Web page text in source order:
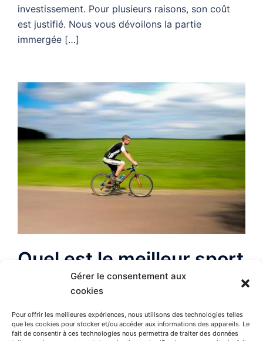
Gérer le consentement aux
cookies
Pour offrir les meilleures expériences, nous utilisons des technologies telles
que les cookies pour stocker et/ou accéder aux informations des appareils. Le
fait de consentir à ces technologies nous permettra de traiter des données
investissement. Pour plusieurs raisons, son coût
est justifié. Nous vous dévoilons la partie
immergée […]
Quel est le meilleur sport
pour perdre du poids ?
Deux solutions vous permettent de perdre du
poids : il convient d’une part de réduire l’apport